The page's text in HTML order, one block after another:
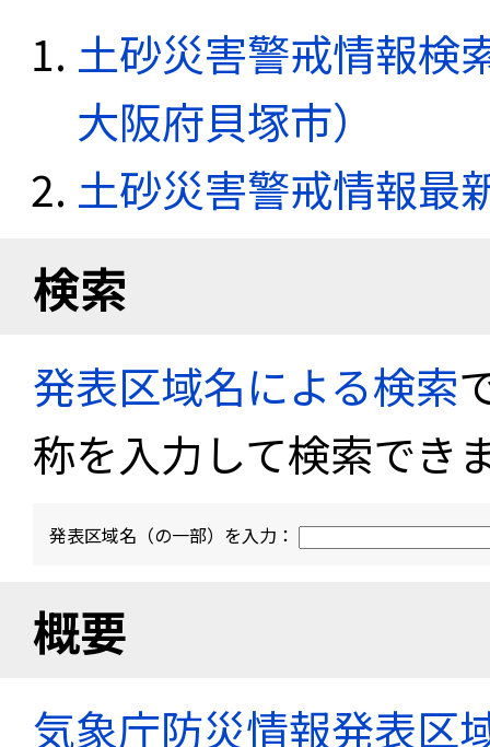
土砂災害警戒情報検
大阪府貝塚市）
土砂災害警戒情報最
検索
発表区域名による検索
称を入力して検索でき
発表区域名（の一部）を入力：
概要
気象庁防災情報発表区